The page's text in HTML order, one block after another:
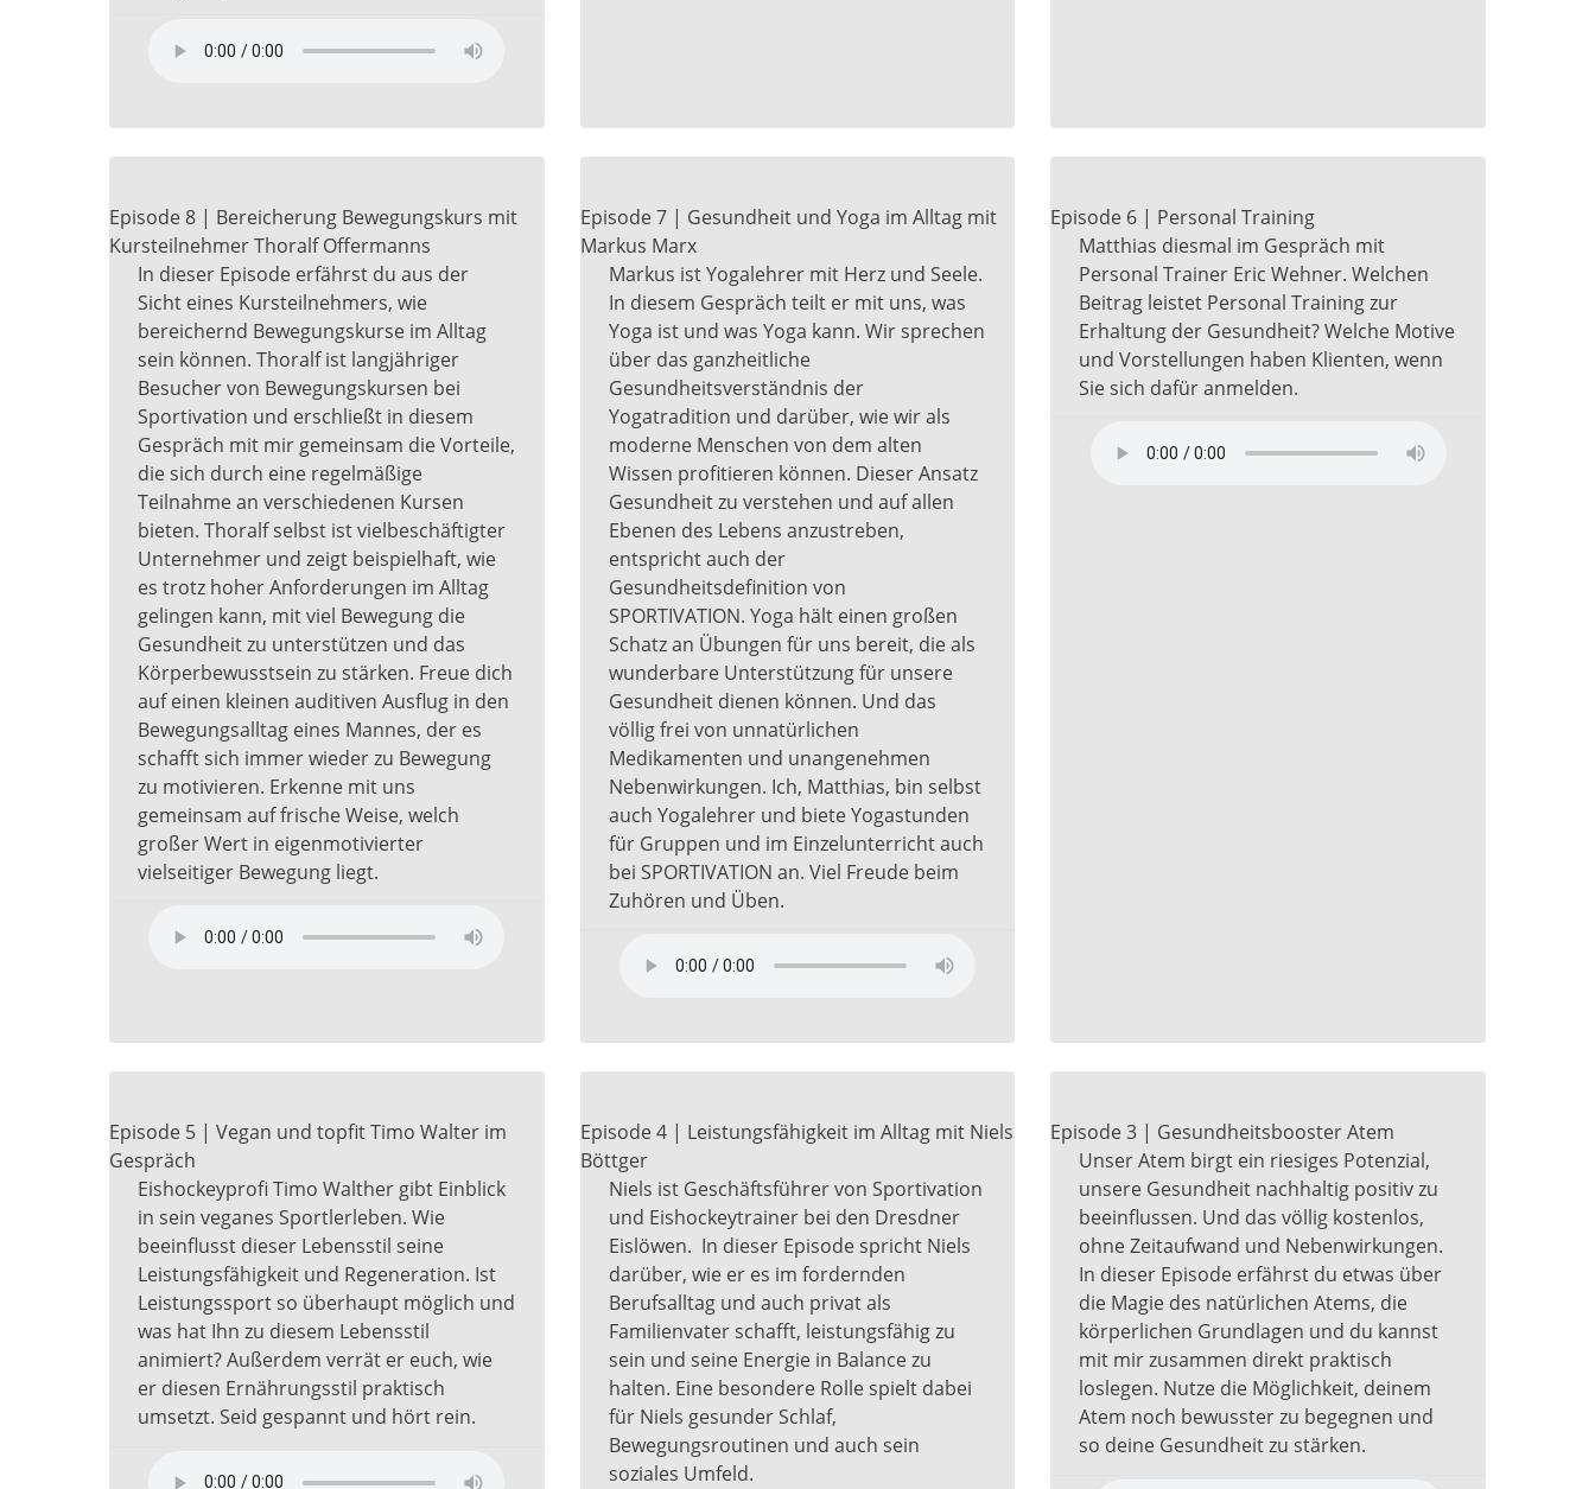
Episode 8 | Bereicherung Bewegungskurs mit
Kursteilnehmer Thoralf Offermanns
In dieser Episode erfährst du aus der
Sicht eines Kursteilnehmers, wie
bereichernd Bewegungskurse im Alltag
sein können. Thoralf ist langjähriger
Besucher von Bewegungskursen bei
Sportivation und erschließt in diesem
Gespräch mit mir gemeinsam die Vorteile,
die sich durch eine regelmäßige
Teilnahme an verschiedenen Kursen
bieten. Thoralf selbst ist vielbeschäftigter
Unternehmer und zeigt beispielhaft, wie
es trotz hoher Anforderungen im Alltag
gelingen kann, mit viel Bewegung die
Gesundheit zu unterstützen und das
Körperbewusstsein zu stärken. Freue dich
auf einen kleinen auditiven Ausflug in den
Bewegungsalltag eines Mannes, der es
schafft sich immer wieder zu Bewegung
zu motivieren. Erkenne mit uns
gemeinsam auf frische Weise, welch
großer Wert in eigenmotivierter
vielseitiger Bewegung liegt.
Episode 7 | Gesundheit und Yoga im Alltag mit
Markus Marx
Markus ist Yogalehrer mit Herz und Seele.
In diesem Gespräch teilt er mit uns, was
Yoga ist und was Yoga kann. Wir sprechen
über das ganzheitliche
Gesundheitsverständnis der
Yogatradition und darüber, wie wir als
moderne Menschen von dem alten
Wissen profitieren können. Dieser Ansatz
Gesundheit zu verstehen und auf allen
Ebenen des Lebens anzustreben,
entspricht auch der
Gesundheitsdefinition von
SPORTIVATION. Yoga hält einen großen
Schatz an Übungen für uns bereit, die als
wunderbare Unterstützung für unsere
Gesundheit dienen können. Und das
völlig frei von unnatürlichen
Medikamenten und unangenehmen
Nebenwirkungen. Ich, Matthias, bin selbst
auch Yogalehrer und biete Yogastunden
für Gruppen und im Einzelunterricht auch
bei SPORTIVATION an. Viel Freude beim
Zuhören und Üben.
Episode 6 | Personal Training
Matthias diesmal im Gespräch mit
Personal Trainer Eric Wehner. Welchen
Beitrag leistet Personal Training zur
Erhaltung der Gesundheit? Welche Motive
und Vorstellungen haben Klienten, wenn
Sie sich dafür anmelden.
Episode 5 | Vegan und topfit Timo Walter im
Gespräch
Eishockeyprofi Timo Walther gibt Einblick
in sein veganes Sportlerleben. Wie
beeinflusst dieser Lebensstil seine
Leistungsfähigkeit und Regeneration. Ist
Leistungssport so überhaupt möglich und
was hat Ihn zu diesem Lebensstil
animiert? Außerdem verrät er euch, wie
er diesen Ernährungsstil praktisch
umsetzt. Seid gespannt und hört rein.
Episode 4 | Leistungsfähigkeit im Alltag mit Niels
Böttger
Niels ist Geschäftsführer von Sportivation
und Eishockeytrainer bei den Dresdner
Eislöwen. In dieser Episode spricht Niels
darüber, wie er es im fordernden
Berufsalltag und auch privat als
Familienvater schafft, leistungsfähig zu
sein und seine Energie in Balance zu
halten. Eine besondere Rolle spielt dabei
für Niels gesunder Schlaf,
Bewegungsroutinen und auch sein
soziales Umfeld.
Episode 3 | Gesundheitsbooster Atem
Unser Atem birgt ein riesiges Potenzial,
unsere Gesundheit nachhaltig positiv zu
beeinflussen. Und das völlig kostenlos,
ohne Zeitaufwand und Nebenwirkungen.
In dieser Episode erfährst du etwas über
die Magie des natürlichen Atems, die
körperlichen Grundlagen und du kannst
mit mir zusammen direkt praktisch
loslegen. Nutze die Möglichkeit, deinem
Atem noch bewusster zu begegnen und
so deine Gesundheit zu stärken.